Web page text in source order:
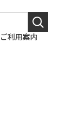
ご利用案内